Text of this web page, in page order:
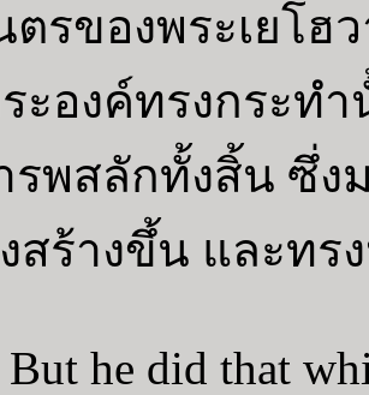
ตรของพระเยโ
ะองค์ทรงกระท
รพสลักทั้งสิ้น ซึ่ง
สร้างขึ้น และท
he did that